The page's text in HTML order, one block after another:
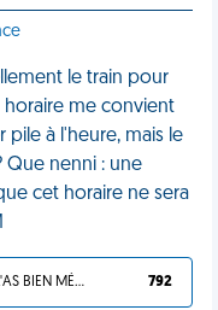
le train pour
horaire me convient
à l'heure, mais le
Que nenni : une
cet horaire ne sera
TU L'AS BIEN MÉRITÉ 792